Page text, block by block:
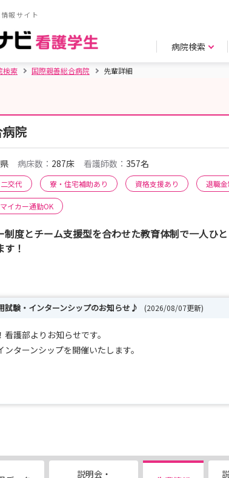
報サイト
病院検索
検索 国際親善総合病院 先輩詳細
院
病床数： 287床 看護師数： 357名
二交代 寮・住宅補助あり 資格支援あり 退職
マイカー通勤OK
制度とチーム支援型を合わせた教育体制で一人ひ
！
試験・インターンシップのお知らせ♪ (2026/08/07更新)
看護部よりお知らせです。
ターンシップを開催いたします。
・病院の説明、院内見学だけでなく、事前にお伺いした
木)・8/20(木)
00-12：30（8：45受付開始）
説明会・